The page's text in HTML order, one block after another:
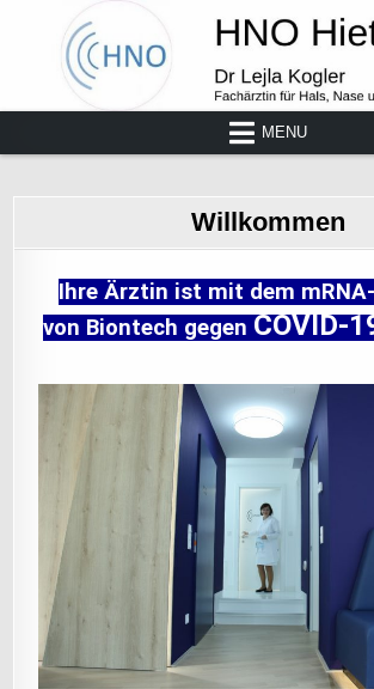
MENU
Willkommen
Ihre Ärztin ist mit dem
von Biontech gegen COVID-